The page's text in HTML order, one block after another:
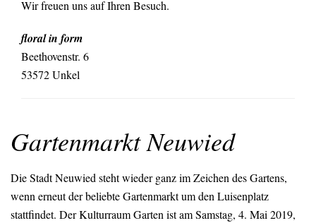
Wir freuen uns auf Ihren Besuch.
floral in form
Beethovenstr. 6
53572 Unkel
Gartenmarkt Neuwied
Die Stadt Neuwied steht wieder ganz im Zeichen des Gartens,
wenn erneut der beliebte Gartenmarkt um den Luisenplatz
stattfindet. Der Kulturraum Garten ist am Samstag, 4. Mai 2019,